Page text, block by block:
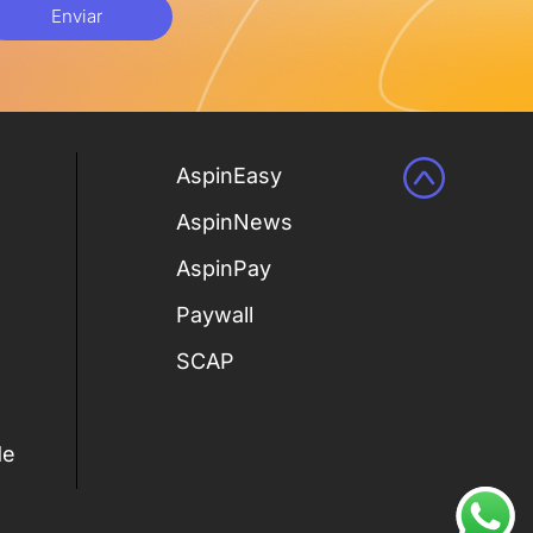
Enviar
AspinEasy
AspinNews
AspinPay
Paywall
SCAP